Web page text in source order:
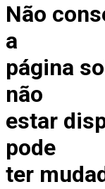
Não
a
página
não
estar
pode
ter